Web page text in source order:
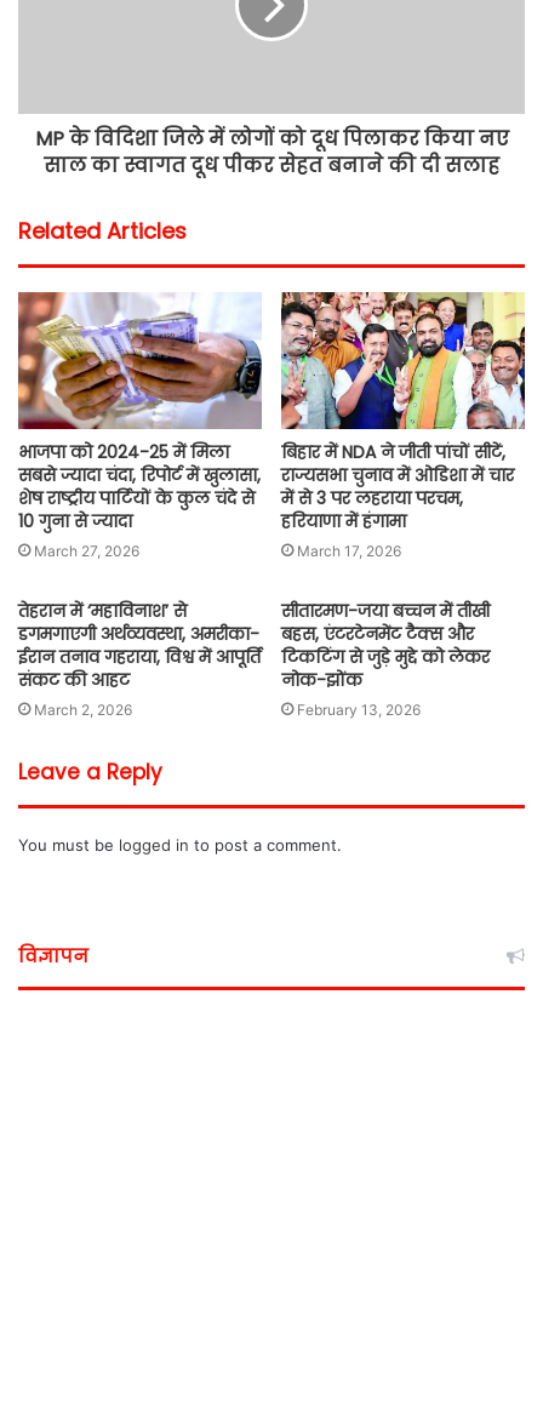
MP के विदिशा जिले में लोगों को दूध पिलाकर किया नए
साल का स्वागत दूध पीकर सेहत बनाने की दी सलाह
Related Articles
भाजपा को 2024-25 में मिला
सबसे ज्यादा चंदा, रिपोर्ट में खुलासा,
शेष राष्ट्रीय पार्टियों के कुल चंदे से
10 गुना से ज्यादा
March 27, 2026
बिहार में NDA ने जीती पांचों सीटें,
राज्यसभा चुनाव में ओडिशा में चार
में से 3 पर लहराया परचम,
हरियाणा में हंगामा
March 17, 2026
तेहरान में ‘महाविनाश’ से
डगमगाएगी अर्थव्यवस्था, अमरीका-
ईरान तनाव गहराया, विश्व में आपूर्ति
संकट की आहट
March 2, 2026
सीतारमण-जया बच्चन में तीखी
बहस, एंटरटेनमेंट टैक्स और
टिकटिंग से जुड़े मुद्दे को लेकर
नोक-झोंक
February 13, 2026
Leave a Reply
You must be logged in to post a comment.
विज्ञापन